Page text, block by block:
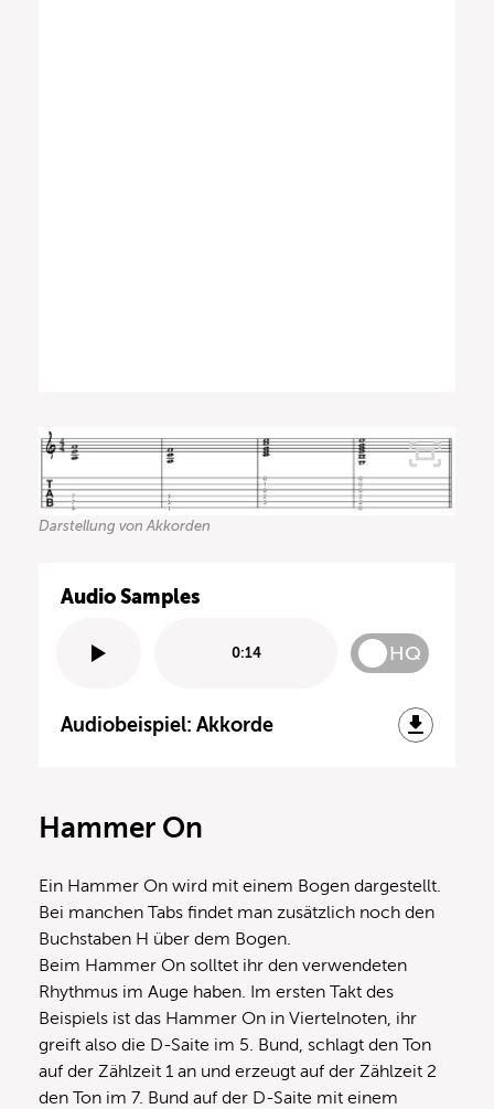
Darstellung von Akkorden
Audio Samples
0:14 HQ
Audiobeispiel: Akkorde
Hammer On
Ein Hammer On wird mit einem Bogen dargestellt.
Bei manchen Tabs findet man zusätzlich noch den
Buchstaben H über dem Bogen.
Beim Hammer On solltet ihr den verwendeten
Rhythmus im Auge haben. Im ersten Takt des
Beispiels ist das Hammer On in Viertelnoten, ihr
greift also die D-Saite im 5. Bund, schlagt den Ton
auf der Zählzeit 1 an und erzeugt auf der Zählzeit 2
den Ton im 7. Bund auf der D-Saite mit einem